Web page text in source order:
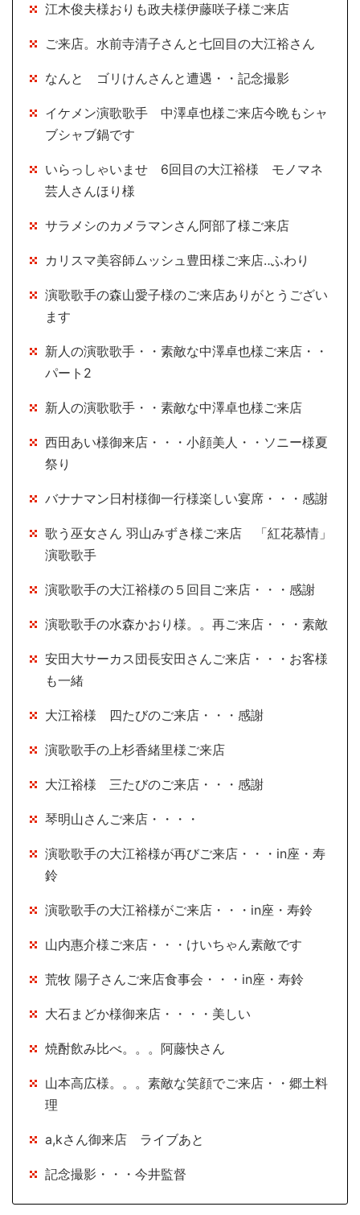
江木俊夫様おりも政夫様伊藤咲子様ご来店
ご来店。水前寺清子さんと七回目の大江裕さん
なんと ゴリけんさんと遭遇・・記念撮影
イケメン演歌歌手 中澤卓也様ご来店今晩もシャ
ブシャブ鍋です
いらっしゃいませ 6回目の大江裕様 モノマネ
芸人さんほり様
サラメシのカメラマンさん阿部了様ご来店
カリスマ美容師ムッシュ豊田様ご来店‥ふわり
演歌歌手の森山愛子様のご来店ありがとうござい
ます
新人の演歌歌手・・素敵な中澤卓也様ご来店・・
パート2
新人の演歌歌手・・素敵な中澤卓也様ご来店
西田あい様御来店・・・小顔美人・・ソニー様夏
祭り
バナナマン日村様御一行様楽しい宴席・・・感謝
歌う巫女さん 羽山みずき様ご来店 「紅花慕情」
演歌歌手
演歌歌手の大江裕様の５回目ご来店・・・感謝
演歌歌手の水森かおり様。。再ご来店・・・素敵
安田大サーカス団長安田さんご来店・・・お客様
も一緒
大江裕様 四たびのご来店・・・感謝
演歌歌手の上杉香緒里様ご来店
大江裕様 三たびのご来店・・・感謝
琴明山さんご来店・・・・
演歌歌手の大江裕様が再びご来店・・・in座・寿
鈴
演歌歌手の大江裕様がご来店・・・in座・寿鈴
山内惠介様ご来店・・・けいちゃん素敵です
荒牧 陽子さんご来店食事会・・・in座・寿鈴
大石まどか様御来店・・・・美しい
焼酎飲み比べ。。。阿藤快さん
山本高広様。。。素敵な笑顔でご来店・・郷土料
理
a,kさん御来店 ライブあと
記念撮影・・・今井監督